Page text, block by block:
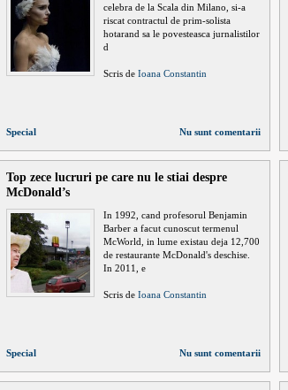
celebra de la Scala din Milano, si-a
riscat contractul de prim-solista
hotarand sa le povesteasca jurnalistilor
d
Scris de Ioana Constantin
Special Nu sunt comentarii
Top zece lucruri pe care nu le stiai despre
McDonald’s
In 1992, cand profesorul Benjamin
Barber a facut cunoscut termenul
McWorld, in lume existau deja 12,700
de restaurante McDonald's deschise.
In 2011, e
Scris de Ioana Constantin
Special Nu sunt comentarii